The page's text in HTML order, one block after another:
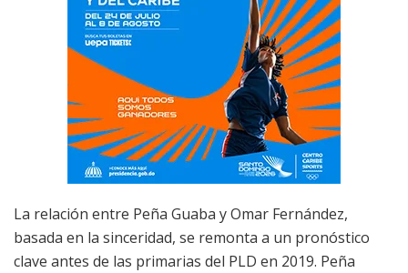
La relación entre Peña Guaba y Omar Fernández,
basada en la sinceridad, se remonta a un pronóstico
clave antes de las primarias del PLD en 2019. Peña